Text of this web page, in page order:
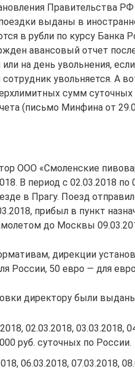
Правительства
выданы в
в рубли по курсу Банка
авансовый отчет
на день увольнения,
увольняется. А
сумм суточных
(письмо Минфина от
ООО «Смоленские
В период с 02.03.2018
в Прагу. Поезд
прибыл в пункт
до Москвы
дирекции
России, 50 евро — для
директору были
02.03.2018, 03.03.2018,
руб. суточных по России.
06.03.2018, 07.03.2018,